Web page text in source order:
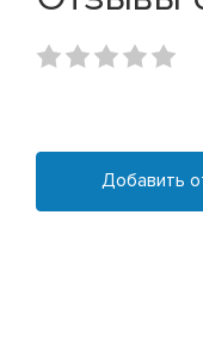
Добавить